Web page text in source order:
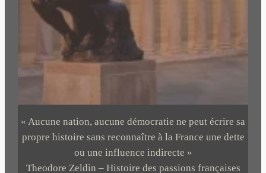
« Aucune nation, aucune démocratie ne peut écrire sa
propre histoire sans reconnaître à la France une dette
ou une influence indirecte »
Theodore Zeldin – Histoire des passions françaises